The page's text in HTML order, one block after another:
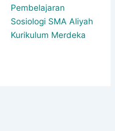
Pembelajaran
Sosiologi SMA Aliyah
Kurikulum Merdeka